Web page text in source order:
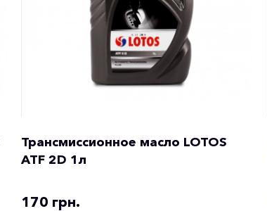
Трансмиссионное масло LOTOS
ATF 2D 1л
170 грн.